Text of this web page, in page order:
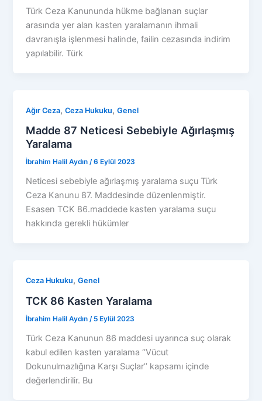
Türk Ceza Kanununda hükme bağlanan suçlar
arasında yer alan kasten yaralamanın ihmali
davranışla işlenmesi halinde, failin cezasında indirim
yapılabilir. Türk
Ağır Ceza,Ceza Hukuku,Genel
Madde 87 Neticesi Sebebiyle Ağırlaşmış
Yaralama
İbrahim Halil Aydın/6 Eylül 2023
Neticesi sebebiyle ağırlaşmış yaralama suçu Türk
Ceza Kanunu 87. Maddesinde düzenlenmiştir.
Esasen TCK 86.maddede kasten yaralama suçu
hakkında gerekli hükümler
Ceza Hukuku,Genel
TCK 86 Kasten Yaralama
İbrahim Halil Aydın / 5 Eylül 2023
Türk Ceza Kanunun 86 maddesi uyarınca suç olarak
kabul edilen kasten yaralama ‘’Vücut
Dokunulmazlığına Karşı Suçlar’’ kapsamı içinde
değerlendirilir. Bu